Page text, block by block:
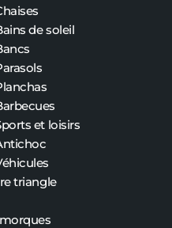
de soleil
et loisirs
triangle